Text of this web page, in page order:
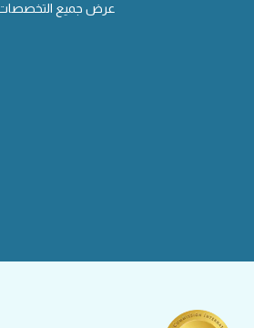
عرض جميع